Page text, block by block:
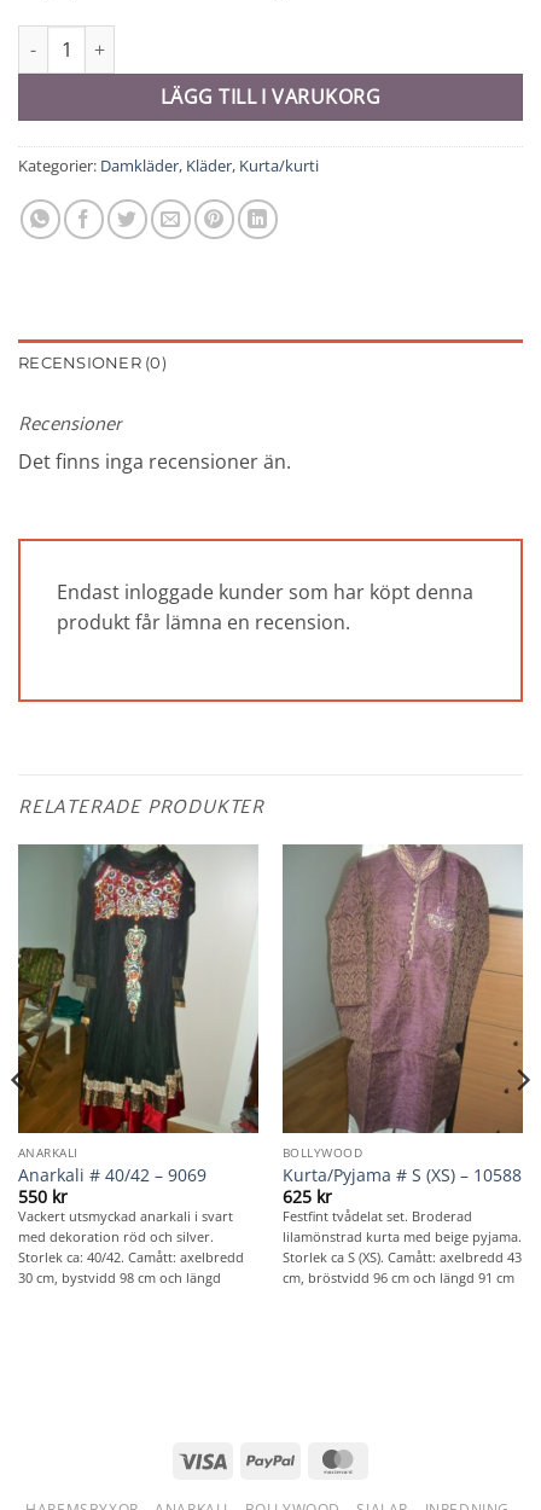
Blus 'chikan' - 7192 mängd
LÄGG TILL I VARUKORG
Kategorier: Damkläder, Kläder, Kurta/kurti
RECENSIONER (0)
Recensioner
Det finns inga recensioner än.
Endast inloggade kunder som har köpt denna
produkt får lämna en recension.
RELATERADE PRODUKTER
ANARKALI
Anarkali # 40/42 – 9069
550 kr
Vackert utsmyckad anarkali i svart
med dekoration röd och silver.
Storlek ca: 40/42. Camått: axelbredd
30 cm, bystvidd 98 cm och längd
BOLLYWOOD
Kurta/Pyjama # S (XS) – 10588
625 kr
Festfint tvådelat set. Broderad
lilamönstrad kurta med beige pyjama.
Storlek ca S (XS). Camått: axelbredd 43
cm, bröstvidd 96 cm och längd 91 cm
Visa PayPal